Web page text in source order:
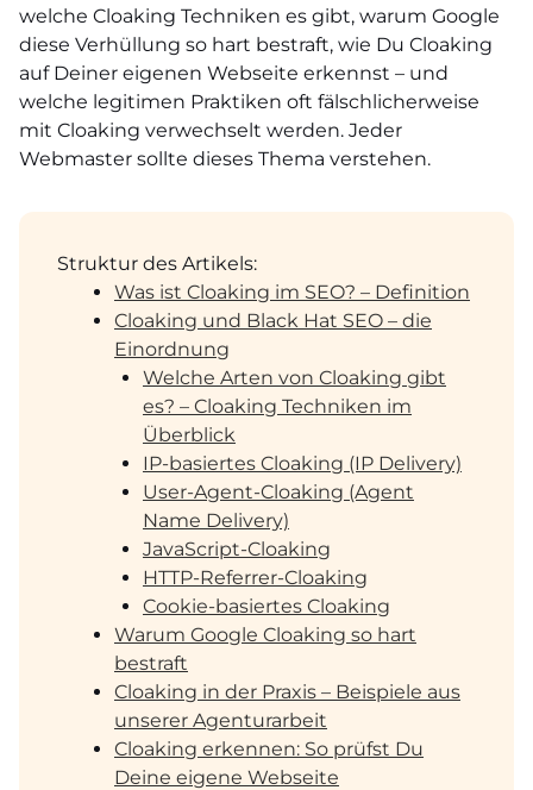
welche Cloaking Techniken es gibt, warum Google
diese Verhüllung so hart bestraft, wie Du Cloaking
auf Deiner eigenen Webseite erkennst – und
welche legitimen Praktiken oft fälschlicherweise
mit Cloaking verwechselt werden. Jeder
Webmaster sollte dieses Thema verstehen.
Struktur des Artikels:
Was ist Cloaking im SEO? – Definition
Cloaking und Black Hat SEO – die
Einordnung
Welche Arten von Cloaking gibt
es? – Cloaking Techniken im
Überblick
IP-basiertes Cloaking (IP Delivery)
User-Agent-Cloaking (Agent
Name Delivery)
JavaScript-Cloaking
HTTP-Referrer-Cloaking
Cookie-basiertes Cloaking
Warum Google Cloaking so hart
bestraft
Cloaking in der Praxis – Beispiele aus
unserer Agenturarbeit
Cloaking erkennen: So prüfst Du
Deine eigene Webseite